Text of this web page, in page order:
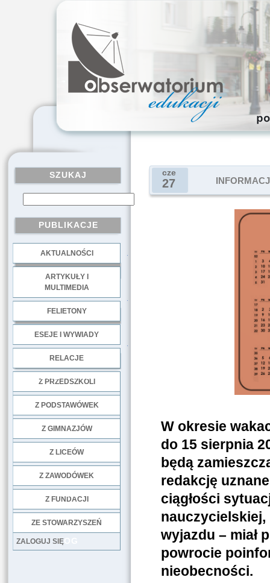
SZUKAJ
PUBLIKACJE
AKTUALNOŚCI
ARTYKUŁY I
MULTIMEDIA
FELIETONY
ESEJE I WYWIADY
RELACJE
Z PRZEDSZKOLI
Z PODSTAWÓWEK
Z GIMNAZJÓW
Z LICEÓW
Z ZAWODÓWEK
Z FUNDACJI
ZE STOWARZYSZEŃ
LOG
ZALOGUJ SIĘ
cze
27
W okresie
do 15 sierpnia
będą
redakcję
ciągłości
nauczycielskiej,
wyjazdu – miał
powrocie
nieobecności.